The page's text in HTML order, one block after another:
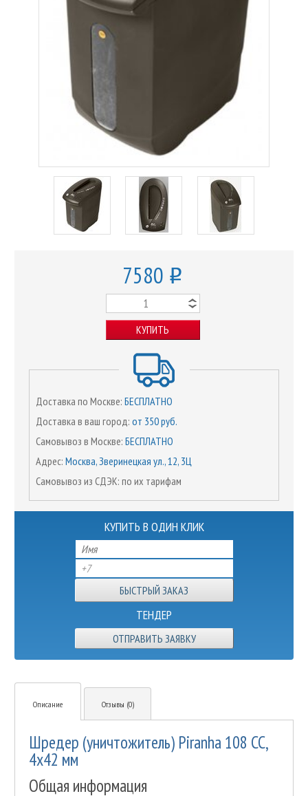
7580 o
КУПИТЬ
Доставка по Москве: БЕСПЛАТНО
Доставка в ваш город: от 350 руб.
Самовывоз в Москве: БЕСПЛАТНО
Адрес: Москва, Зверинецкая ул., 12, 3Ц
Самовывоз из СДЭК: по их тарифам
КУПИТЬ В ОДИН КЛИК
ТЕНДЕР
ОТПРАВИТЬ ЗАЯВКУ
Описание Отзывы (0)
Шредер (уничтожитель) Piranha 108 СС,
4х42 мм
Общая информация